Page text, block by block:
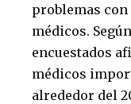
problemas
médicos.
encuestados
médicos
alrededor del